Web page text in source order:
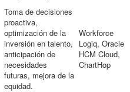
Toma de decisiones
proactiva,
optimización de la
inversión en talento,
anticipación de
necesidades
futuras, mejora de la
equidad.
Workforce
Logiq, Oracle
HCM Cloud,
ChartHop